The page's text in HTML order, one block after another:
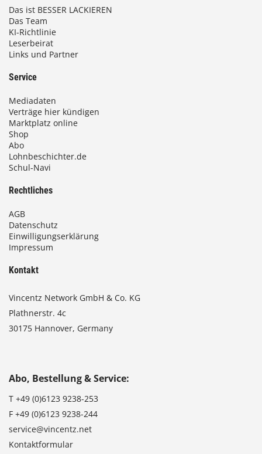
Das ist BESSER LACKIEREN
Das Team
KI-Richtlinie
Leserbeirat
Links und Partner
Service
Mediadaten
Verträge hier kündigen
Marktplatz online
Shop
Abo
Lohnbeschichter.de
Schul-Navi
Rechtliches
AGB
Datenschutz
Einwilligungserklärung
Impressum
Kontakt
Vincentz Network GmbH & Co. KG
Plathnerstr. 4c
30175 Hannover, Germany
Abo, Bestellung & Service:
T +49 (0)6123 9238-253
F +49 (0)6123 9238-244
service@vincentz.net
Kontaktformular